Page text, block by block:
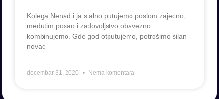
Kolega Nenad i ja stalno putujemo poslom zajedno,
međutim posao i zadovoljstvo obavezno
kombinujemo. Gde god otputujemo, potrošimo silan
novac
decembar 31, 2020 Nema komentara